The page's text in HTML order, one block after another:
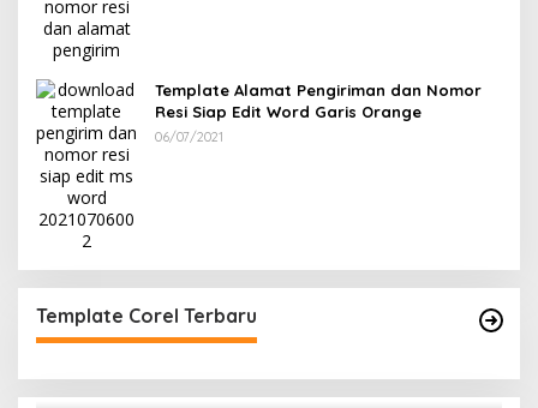
Template Alamat Pengiriman dan Nomor
Resi Siap Edit Word Garis Orange
06/07/2021
Template Corel Terbaru